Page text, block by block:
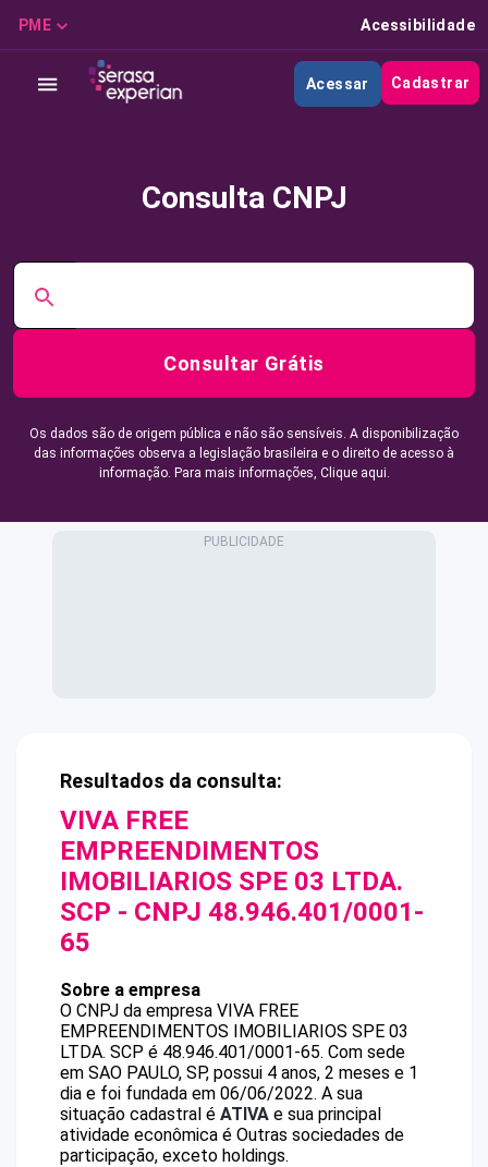
PME Acessibilidade
Acessar Cadastrar
Consulta CNPJ
Consultar Grátis
Os dados são de origem pública e não são sensíveis. A disponibilização
das informações observa a legislação brasileira e o direito de acesso à
informação. Para mais informações, Clique aqui.
Resultados da consulta:
VIVA FREE
EMPREENDIMENTOS
IMOBILIARIOS SPE 03 LTDA.
SCP - CNPJ 48.946.401/0001-
65
Sobre a empresa
O CNPJ da empresa VIVA FREE
EMPREENDIMENTOS IMOBILIARIOS SPE 03
LTDA. SCP é 48.946.401/0001-65. Com sede
em SAO PAULO, SP, possui 4 anos, 2 meses e 1
dia e foi fundada em 06/06/2022. A sua
situação cadastral é ATIVA e sua principal
atividade econômica é Outras sociedades de
participação, exceto holdings.